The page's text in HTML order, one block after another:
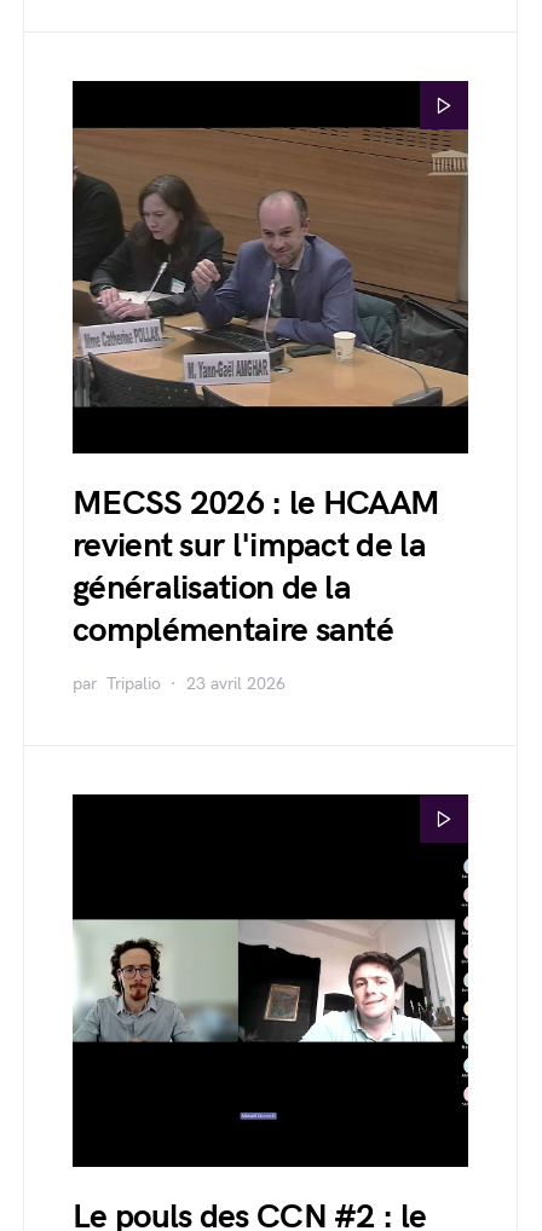
MECSS 2026 : le HCAAM
revient sur l'impact de la
généralisation de la
complémentaire santé
par Tripalio 23 avril 2026
Le pouls des CCN #2 : le